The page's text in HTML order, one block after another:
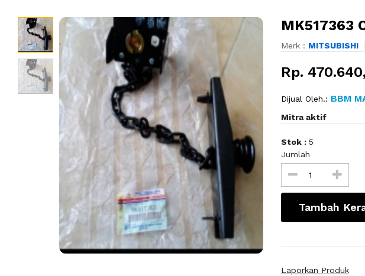
MK517363
Merk : MITSUBISHI
Rp.
Dijual Oleh.: BBM
Mitra aktif
Stok : 5
Jumlah
Tambah
Laporkan Produk